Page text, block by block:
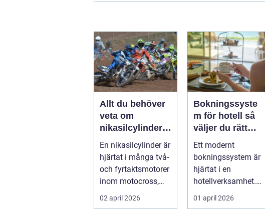
Allt du behöver
veta om
nikasilcylinder
för motorcykel
och snöskoter
En nikasilcylinder är
hjärtat i många två-
och fyrtaktsmotorer
inom motocross,
enduro och
snöskoter....
02 april 2026
Bokningssyste
m för hotell så
väljer du rätt
lösning
Ett modernt
bokningssystem är
hjärtat i en
hotellverksamhet.
När bokningar,
incheckning,
01 april 2026